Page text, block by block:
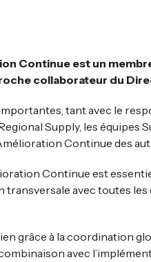
Continue est un
collaborateur du
tant avec le
Supply, les équipes
Continue des
Continue est
transversale avec toutes
grâce à la coordination
avec